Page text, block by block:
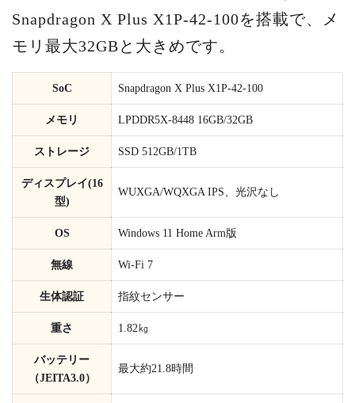
Snapdragon X Plus X1P-42-100を搭載で、メ
モリ最大32GBと大きめです。
SoC Snapdragon X Plus X1P-42-100
メモリ LPDDR5X-8448 16GB/32GB
ストレージ SSD 512GB/1TB
ディスプレイ(16
型)
WUXGA/WQXGA IPS、光沢なし
OS Windows 11 Home Arm版
無線 Wi-Fi 7
生体認証 指紋センサー
重さ 1.82㎏
バッテリー
（JEITA3.0）
最大約21.8時間